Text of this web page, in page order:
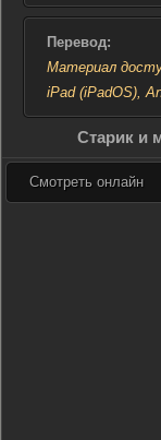
обещания прошлого.
Перевод:
Материал
iPad (iPadOS),
Старик и
Смотреть онлайн